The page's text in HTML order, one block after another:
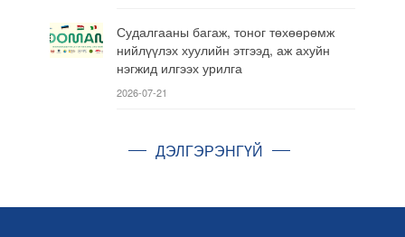
Судалгааны багаж, тоног төхөөрөмж
нийлүүлэх хуулийн этгээд, аж ахуйн
нэгжид илгээх урилга
2026-07-21
ДЭЛГЭРЭНГҮЙ